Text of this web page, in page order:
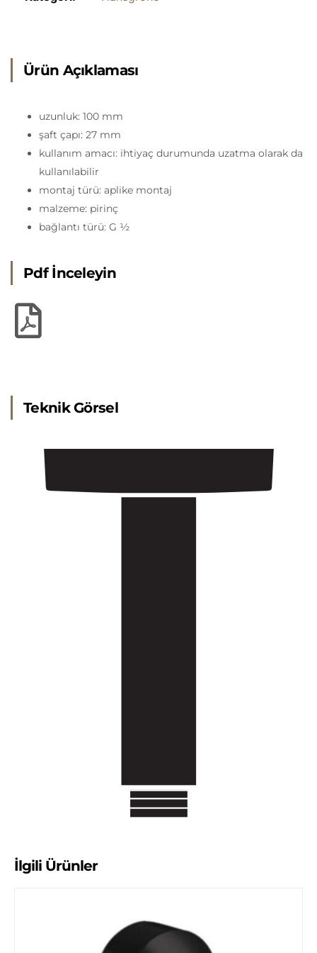
Ürün Açıklaması
uzunluk: 100 mm
şaft çapı: 27 mm
kullanım amacı: ihtiyaç durumunda uzatma olarak da
kullanılabilir
montaj türü: aplike montaj
malzeme: pirinç
bağlantı türü: G ½
Pdf İnceleyin
Teknik Görsel
İlgili Ürünler